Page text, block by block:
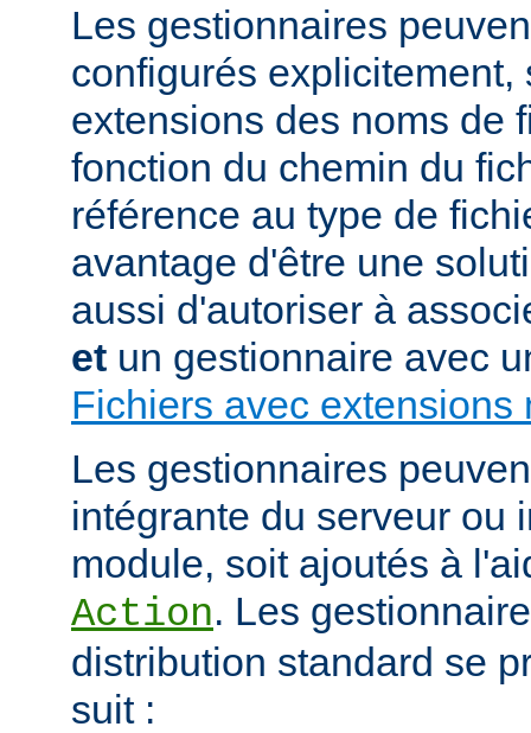
Les gestionnaires
configurés explicitement,
extensions des noms de
fonction du chemin du
référence au type de
avantage d'être une
aussi d'autoriser à
et un gestionnaire avec
Fichiers avec extensions
Les gestionnaires
intégrante du serveur ou
module, soit ajoutés à
Action. Les
distribution standard se
suit :